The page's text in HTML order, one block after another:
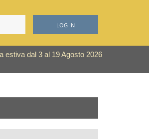
LOG IN
estiva dal 3 al 19 Agosto 2026